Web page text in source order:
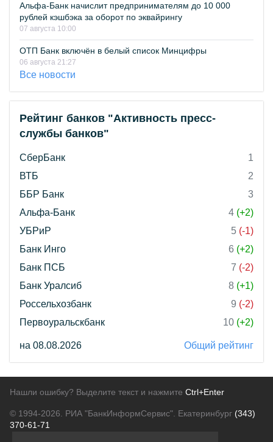
Альфа-Банк начислит предпринимателям до 10 000
рублей кэшбэка за оборот по эквайрингу
07 августа 10:00
ОТП Банк включён в белый список Минцифры
06 августа 21:27
Все новости
Рейтинг банков "Активность пресс-
службы банков"
СберБанк
1
ВТБ
2
ББР Банк
3
Альфа-Банк
4 (+2)
УБРиР
5 (-1)
Банк Инго
6 (+2)
Банк ПСБ
7 (-2)
Банк Уралсиб
8 (+1)
Россельхозбанк
9 (-2)
Первоуральскбанк
10 (+2)
на 08.08.2026 Общий рейтинг
Нашли ошибку? Выделите текст и нажмите Ctrl+Enter
© 1994-2026. РИА "БанкИнформСервис". Екатеринбург (343)
370-61-71